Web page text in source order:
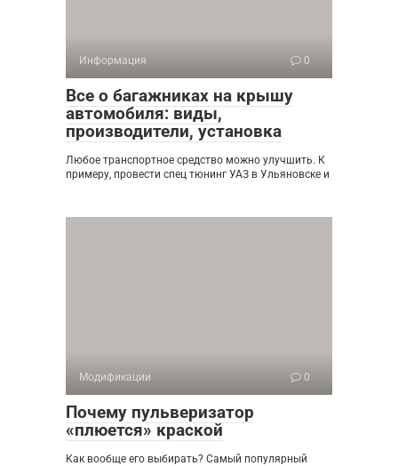
Информация 0
Все о багажниках на крышу
автомобиля: виды,
производители, установка
Любое транспортное средство можно улучшить. К
примеру, провести спец тюнинг УАЗ в Ульяновске и
Модификации 0
Почему пульверизатор
«плюется» краской
Как вообще его выбирать? Самый популярный